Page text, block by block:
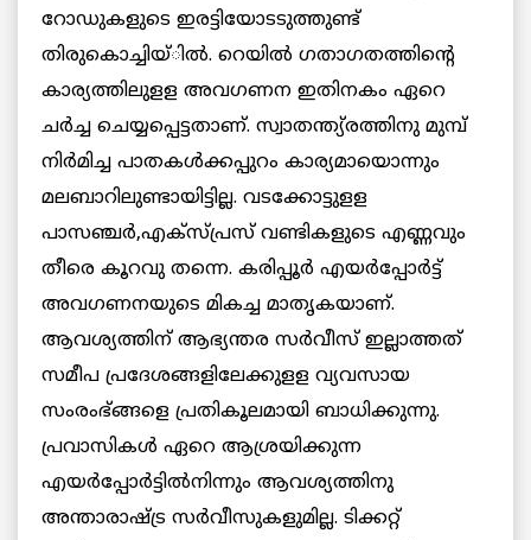
റോഡുകളുടെ ഇരട്ടിയോടടുത്തുണ്ട്
തിരുകൊച്ചിയ്ില്‍. റെയില്‍ ഗതാഗതത്തിന്റെ
കാര്യത്തിലുളള അവഗണന ഇതിനകം ഏറെ
ചര്‍ച്ച ചെയ്യപ്പെട്ടതാണ്. സ്വാതന്ത്യ്രത്തിനു മുമ്പ്
നിര്‍മിച്ച പാതകള്‍ക്കപ്പുറം കാര്യമായൊന്നും
മലബാറിലുണ്ടായിട്ടില്ല. വടക്കോട്ടുളള
പാസഞ്ചര്‍,എക്സ്പ്രസ് വണ്ടികളുടെ എണ്ണവും
തീരെ കൂറവു തന്നെ. കരിപ്പൂര്‍ എയര്‍പ്പോര്‍ട്ട്
അവഗണനയുടെ മികച്ച മാതൃകയാണ്.
ആവശ്യത്തിന് ആഭ്യന്തര സര്‍വീസ് ഇല്ലാത്തത്
സമീപ പ്രദേശങ്ങളിലേക്കുളള വ്യവസായ
സംരംഭ്ങ്ങളെ പ്രതികൂലമായി ബാധിക്കുന്നു.
പ്രവാസികള്‍ ഏറെ ആശ്രയിക്കുന്ന
എയര്‍പ്പോര്‍ട്ടില്‍നിന്നും ആവശ്യത്തിനു
അന്താരാഷ്ട്ര സര്‍വീസുകളുമില്ല. ടിക്കറ്റ്